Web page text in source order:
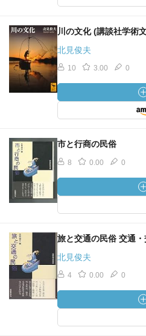
川の文化 (講談社学術
北見俊夫
10 3.00 0
市と行商の民俗
8 0.00 0
旅と交通の民俗 交通
北見俊夫
4 0.00 0